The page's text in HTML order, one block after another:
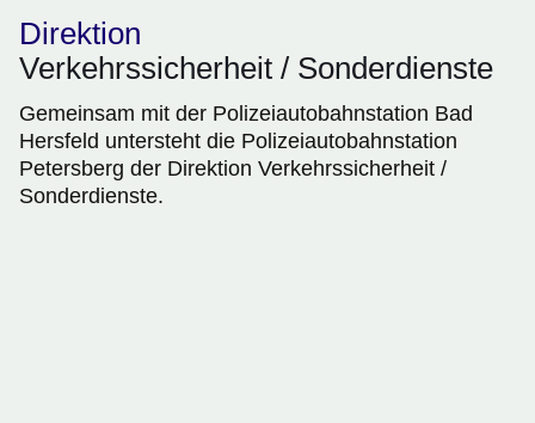
Direktion
Verkehrssicherheit / Sonderdienste
Gemeinsam mit der Polizeiautobahnstation Bad
Hersfeld untersteht die Polizeiautobahnstation
Petersberg der Direktion Verkehrssicherheit /
Sonderdienste.